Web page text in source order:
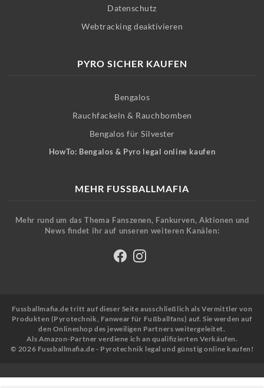
Datenschutz
Webtracking deaktivieren
PYRO SICHER KAUFEN
Bengalos
Rauchfackeln & Rauchbomben
Bengalos für Silvester
HowTo: Bengalos & Pyro legal online kaufen
MEHR FUSSBALLMAFIA
Mehr rund um das Thema Fanszenen, Fankurven, Aktionen und
News findet ihr auf unseren weiteren Kanälen:
Fussballmafia.de tritt auf dieser Seite ausschließlich als Vermittler von
Produkten (Pyrotechnik, Fanwear für Fußballfans) auf. Sie werden auf
den Onlineshop des jeweiligen Partners weitergeleitet.
Als Amazon-Partner verdiene ich an qualifizierten Verkäufen.
© 2026 Fussballmafia.de - Pyrotechnik legal und günstig online kaufen!